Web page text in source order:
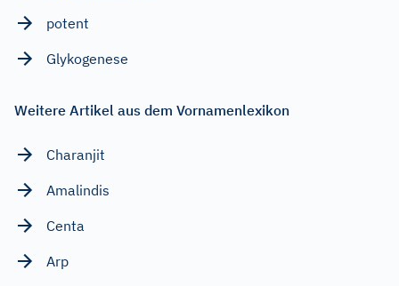
potent
Glykogenese
Weitere Artikel aus dem Vornamenlexikon
Charanjit
Amalindis
Centa
Arp